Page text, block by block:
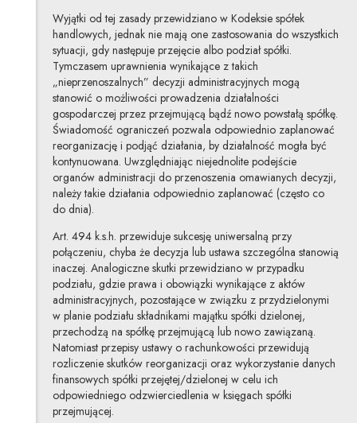
Wyjątki od tej zasady przewidziano w Kodeksie spółek
handlowych, jednak nie mają one zastosowania do wszystkich
sytuacji, gdy następuje przejęcie albo podział spółki.
Tymczasem uprawnienia wynikające z takich
„nieprzenoszalnych” decyzji administracyjnych mogą
stanowić o możliwości prowadzenia działalności
gospodarczej przez przejmującą bądź nowo powstałą spółkę.
Świadomość ograniczeń pozwala odpowiednio zaplanować
reorganizację i podjąć działania, by działalność mogła być
kontynuowana. Uwzględniając niejednolite podejście
organów administracji do przenoszenia omawianych decyzji,
należy takie działania odpowiednio zaplanować (często co
do dnia).
Art. 494 k.s.h. przewiduje sukcesję uniwersalną przy
połączeniu, chyba że decyzja lub ustawa szczególna stanowią
inaczej. Analogiczne skutki przewidziano w przypadku
podziału, gdzie prawa i obowiązki wynikające z aktów
administracyjnych, pozostające w związku z przydzielonymi
w planie podziału składnikami majątku spółki dzielonej,
przechodzą na spółkę przejmującą lub nowo zawiązaną.
Natomiast przepisy ustawy o rachunkowości przewidują
rozliczenie skutków reorganizacji oraz wykorzystanie danych
finansowych spółki przejętej/dzielonej w celu ich
odpowiedniego odzwierciedlenia w księgach spółki
przejmującej.